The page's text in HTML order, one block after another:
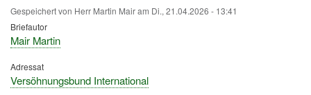
Gespeichert von Herr Martin Mairam Di., 21.04.2026 - 13:41
Briefautor
Mair Martin
Adressat
Versöhnungsbund International